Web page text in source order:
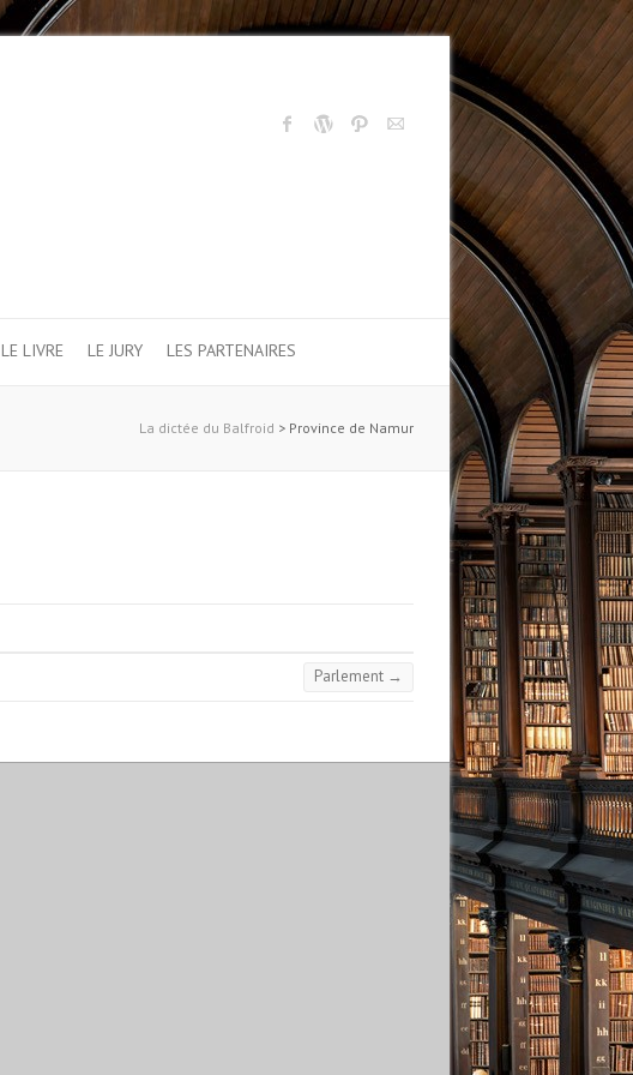
LE LIVRE LE JURY LES PARTENAIRES
La dictée du Balfroid > Province de Namur
Parlement →